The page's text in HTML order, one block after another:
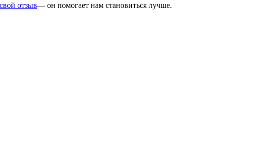
отзыв— он помогает нам становиться лучше.